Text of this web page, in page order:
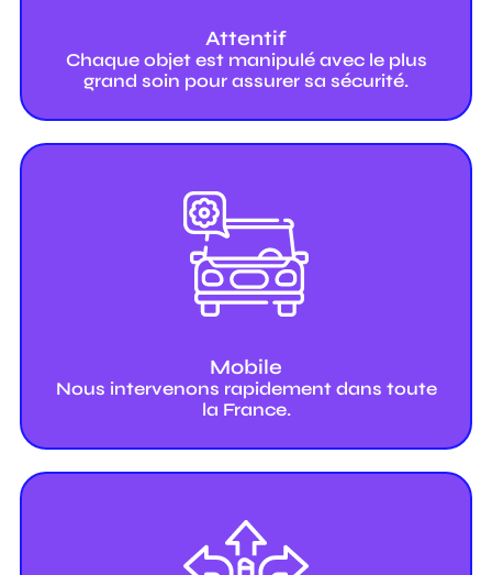
Attentif
Chaque objet est manipulé avec le plus
grand soin pour assurer sa sécurité.
Mobile
Nous intervenons rapidement dans toute
la France.